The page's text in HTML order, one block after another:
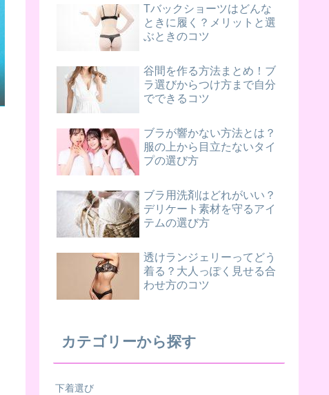
Tバックショーツはどんな
ときに履く？メリットと選
ぶときのコツ
谷間を作る方法まとめ！ブ
ラ選びからつけ方まで自分
でできるコツ
ブラが響かない方法とは？
服の上から目立たないタイ
プの選び方
ブラ用洗剤はどれがいい？
デリケート素材を守るアイ
テムの選び方
透けランジェリーってどう
着る？大人っぽく見せる合
わせ方のコツ
カテゴリーから探す
下着選び